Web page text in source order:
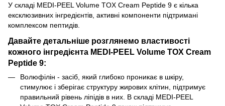
У складі MEDI-PEEL Volume TOX Cream Peptide 9 є кілька
ексклюзивних інгредієнтів, активні компоненти підтримані
комплексом пептидів.
Давайте детальніше розглянемо властивості
кожного інгредієнта MEDI-PEEL Volume TOX Cream
Peptide 9:
Волюфілін - засіб, який глибоко проникає в шкіру,
стимулює і зберігає структуру жирових клітин, підтримує
правильний рівень ліпідів в них. В складі MEDI-PEEL